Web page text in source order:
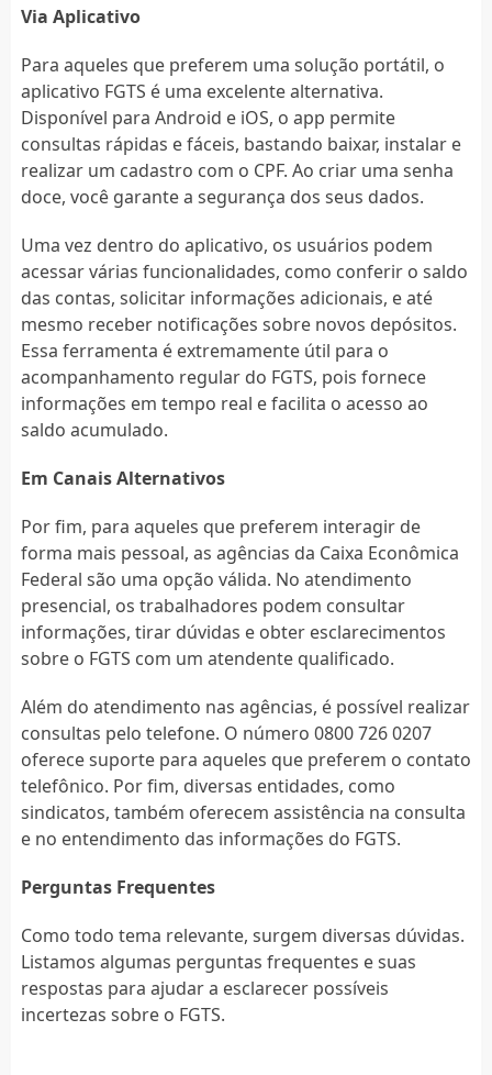
Via Aplicativo
Para aqueles que preferem uma solução portátil, o
aplicativo FGTS é uma excelente alternativa.
Disponível para Android e iOS, o app permite
consultas rápidas e fáceis, bastando baixar, instalar e
realizar um cadastro com o CPF. Ao criar uma senha
doce, você garante a segurança dos seus dados.
Uma vez dentro do aplicativo, os usuários podem
acessar várias funcionalidades, como conferir o saldo
das contas, solicitar informações adicionais, e até
mesmo receber notificações sobre novos depósitos.
Essa ferramenta é extremamente útil para o
acompanhamento regular do FGTS, pois fornece
informações em tempo real e facilita o acesso ao
saldo acumulado.
Em Canais Alternativos
Por fim, para aqueles que preferem interagir de
forma mais pessoal, as agências da Caixa Econômica
Federal são uma opção válida. No atendimento
presencial, os trabalhadores podem consultar
informações, tirar dúvidas e obter esclarecimentos
sobre o FGTS com um atendente qualificado.
Além do atendimento nas agências, é possível realizar
consultas pelo telefone. O número 0800 726 0207
oferece suporte para aqueles que preferem o contato
telefônico. Por fim, diversas entidades, como
sindicatos, também oferecem assistência na consulta
e no entendimento das informações do FGTS.
Perguntas Frequentes
Como todo tema relevante, surgem diversas dúvidas.
Listamos algumas perguntas frequentes e suas
respostas para ajudar a esclarecer possíveis
incertezas sobre o FGTS.